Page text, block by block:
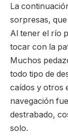
La
sorpresas,
Al tener el río
tocar con la
Muchos
todo tipo de
caídos y otros
navegación
destrabado,
solo.